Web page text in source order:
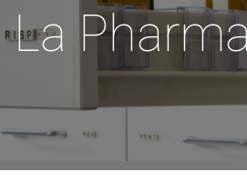
La